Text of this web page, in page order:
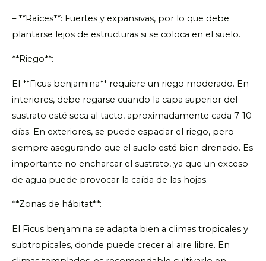
– **Raíces**: Fuertes y expansivas, por lo que debe
plantarse lejos de estructuras si se coloca en el suelo.
**Riego**:
El **Ficus benjamina** requiere un riego moderado. En
interiores, debe regarse cuando la capa superior del
sustrato esté seca al tacto, aproximadamente cada 7-10
días. En exteriores, se puede espaciar el riego, pero
siempre asegurando que el suelo esté bien drenado. Es
importante no encharcar el sustrato, ya que un exceso
de agua puede provocar la caída de las hojas.
**Zonas de hábitat**:
El Ficus benjamina se adapta bien a climas tropicales y
subtropicales, donde puede crecer al aire libre. En